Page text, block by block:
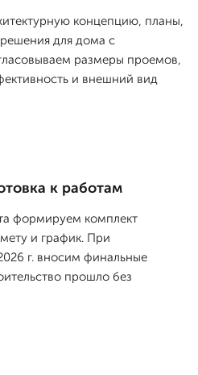
концепцию, планы,
для дома с
размеры проемов,
и внешний вид
к работам
формируем комплект
и график. При
г. вносим финальные
прошло без